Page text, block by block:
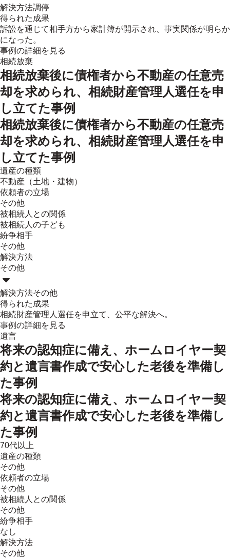
解決方法調停
得られた成果
訴訟を通じて相手方から家計簿が開示され、事実関係が明らか
になった。
事例の詳細を見る
相続放棄
相続放棄後に債権者から不動産の任意売
却を求められ、相続財産管理人選任を申
し立てた事例
相続放棄後に債権者から不動産の任意売
却を求められ、相続財産管理人選任を申
し立てた事例
遺産の種類
不動産（土地・建物）
依頼者の立場
その他
被相続人との関係
被相続人の子ども
紛争相手
その他
解決方法
その他
解決方法その他
得られた成果
相続財産管理人選任を申立て、公平な解決へ。
事例の詳細を見る
遺言
将来の認知症に備え、ホームロイヤー契
約と遺言書作成で安心した老後を準備し
た事例
将来の認知症に備え、ホームロイヤー契
約と遺言書作成で安心した老後を準備し
た事例
70代以上
遺産の種類
その他
依頼者の立場
その他
被相続人との関係
その他
紛争相手
なし
解決方法
その他